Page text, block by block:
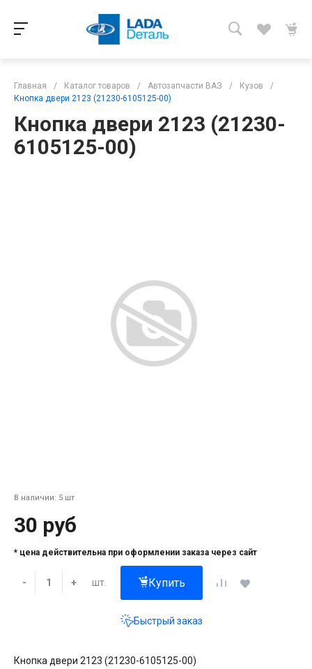
Главная / Каталог товаров / Автозапчасти ВАЗ / Кузов
/
Кнопка двери 2123 (21230-6105125-00)
Кнопка двери 2123 (21230-
6105125-00)
В наличии: 5 шт
30 руб
* цена действительна при оформлении заказа через сайт
- + шт. Купить
Быстрый заказ
Кнопка двери 2123 (21230-6105125-00)